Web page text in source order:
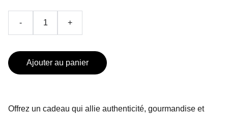
- +
Ajouter au panier
Offrez un cadeau qui allie authenticité, gourmandise et